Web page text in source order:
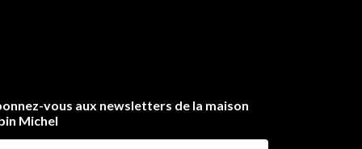
vous aux newsletters de la maison
Michel